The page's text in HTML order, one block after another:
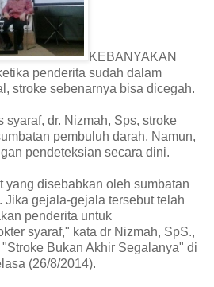
KEBANYAKAN
penderita sudah dalam
stroke sebenarnya bisa dicegah.
syaraf, dr. Nizmah, Sps, stroke
pembuluh darah. Namun,
pendeteksian secara dini.
yang disebabkan oleh sumbatan
Jika gejala-gejala tersebut telah
penderita untuk
syaraf," kata dr Nizmah, SpS.,
Bukan Akhir Segalanya" di
(26/8/2014).